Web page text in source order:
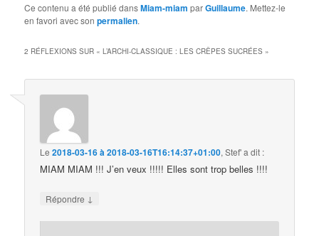
Ce contenu a été publié dansMiam-miam parGuillaume. Mettez-le
en favori avec sonpermalien.
2 RÉFLEXIONS SUR «L’ARCHI-CLASSIQUE : LES CRÊPES SUCRÉES »
Le2018-03-16 à 2018-03-16T16:14:37+01:00,Stef'a dit :
MIAM MIAM !!! J’en veux !!!!! Elles sont trop belles !!!!
Répondre ↓